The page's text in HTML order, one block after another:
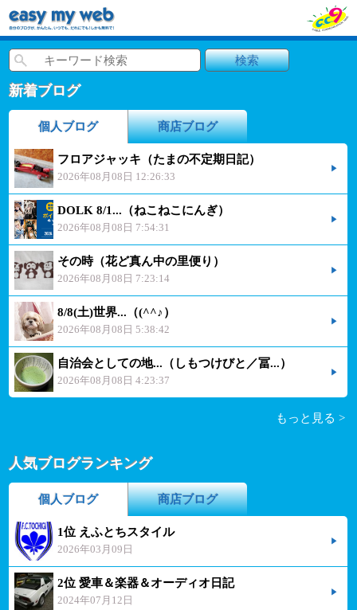
新着ブログ
個人ブログ 商店ブログ
フロアジャッキ（たまの不定期日記）
2026年08月08日 12:26:33
DOLK 8/1...（ねこねこにんぎ）
2026年08月08日 7:54:31
その時（花ど真ん中の里便り）
2026年08月08日 7:23:14
8/8(土)世界...（(^^♪）
2026年08月08日 5:38:42
自治会としての地...（しもつけびと／冨...）
2026年08月08日 4:23:37
もっと見る >
人気ブログランキング
個人ブログ 商店ブログ
1位 えふとちスタイル
2026年03月09日
2位 愛車＆楽器＆オーディオ日記
2024年07月12日